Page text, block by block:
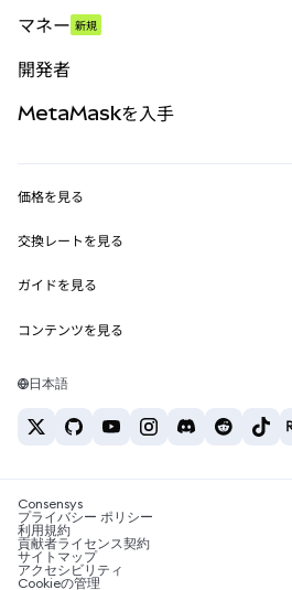
パーペチュアル
RWA
マネー 新規
開発者
MetaMask Connect
Snaps
Web3サービス
MetaMaskを入手
セキュリティ
サポート
キャリア
お問い合わせ
価格を見る
イーサリアムの価格
Solanaの価格
Tetherの価格
交換レートを見る
ETH→USD
USDT→INR
BTC→INR
ETH→USDT
ガイドを見る
ETHの購入
USDTの購入
SHIBの購入
BNBの購入
コンテンツを見る
Solanaウォレット
税制関連ニュース
暗号資産の購入方法は？
ビットコインを売るには？
日本語
Consensys
プライバシー ポリシー
利用規約
貢献者ライセンス契約
サイトマップ
アクセシビリティ
Cookieの管理